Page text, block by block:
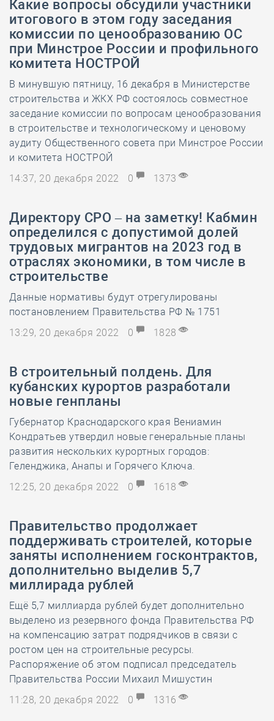
Какие вопросы обсудили участники
итогового в этом году заседания
комиссии по ценообразованию ОС
при Минстрое России и профильного
комитета НОСТРОЙ
В минувшую пятницу, 16 декабря в Министерстве
строительства и ЖКХ РФ состоялось совместное
заседание комиссии по вопросам ценообразования
в строительстве и технологическому и ценовому
аудиту Общественного совета при Минстрое России
и комитета НОСТРОЙ
14:37, 20 декабря 2022
0 1373
Директору СРО – на заметку! Кабмин
определился с допустимой долей
трудовых мигрантов на 2023 год в
отраслях экономики, в том числе в
строительстве
Данные нормативы будут отрегулированы
постановлением Правительства РФ № 1751
13:29, 20 декабря 2022
0 1828
В строительный полдень. Для
кубанских курортов разработали
новые генпланы
Губернатор Краснодарского края Вениамин
Кондратьев утвердил новые генеральные планы
развития нескольких курортных городов:
Геленджика, Анапы и Горячего Ключа.
12:25, 20 декабря 2022
0 1618
Правительство продолжает
поддерживать строителей, которые
заняты исполнением госконтрактов,
дополнительно выделив 5,7
миллирада рублей
Ещё 5,7 миллиарда рублей будет дополнительно
выделено из резервного фонда Правительства РФ
на компенсацию затрат подрядчиков в связи с
ростом цен на строительные ресурсы.
Распоряжение об этом подписал председатель
Правительства России Михаил Мишустин
11:28, 20 декабря 2022
0 1316